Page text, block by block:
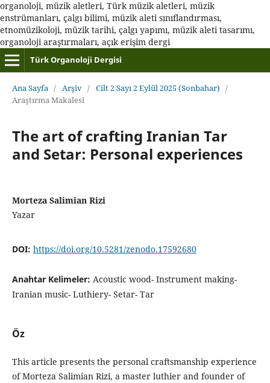
organoloji, müzik aletleri, Türk müzik aletleri, müzik
enstrümanları, çalgı bilimi, müzik aleti sınıflandırması,
etnomüzikoloji, müzik tarihi, çalgı yapımı, müzik aleti tasarımı,
organoloji araştırmaları, açık erişim dergi
Türk Organoloji Dergisi
Ana Sayfa / Arşiv / Cilt 2 Sayı 2 Eylül 2025 (Sonbahar) /
Araştırma Makalesi
The art of crafting Iranian Tar
and Setar: Personal experiences
Morteza Salimian Rizi
Yazar
DOI: https://doi.org/10.5281/zenodo.17592680
Anahtar Kelimeler: Acoustic wood- Instrument making-
Iranian music- Luthiery- Setar- Tar
Öz
This article presents the personal craftsmanship experience
of Morteza Salimian Rizi, a master luthier and founder of